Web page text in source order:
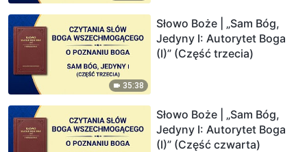
35:38
Słowo Boże | „Sam Bóg,
Jedyny I: Autorytet Boga
(I)” (Część trzecia)
Słowo Boże | „Sam Bóg,
Jedyny I: Autorytet Boga
(I)” (Część czwarta)